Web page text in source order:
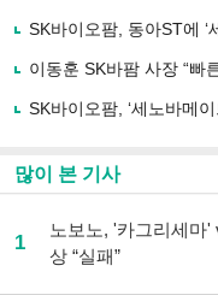
SK바이오팜, 동아ST에 ‘
이동훈 SK바팜 사장 “빠
SK바이오팜, ‘세노바메
많이 본 기사
1
노보노, '카그리세마
상 “실패”